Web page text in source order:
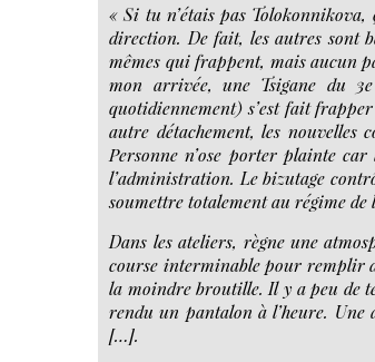
« Si tu n’étais pas
direction. De fait, les autres sont
mêmes qui frappent, mais aucun
mon arrivée, une Tsigane du
quotidiennement) s’est fait
autre détachement, les
Personne n’ose porter plainte
l’administration. Le bizutage
soumettre totalement au régime de
Dans les ateliers, règne une
course interminable pour remplir
la moindre broutille. Il y a peu de
rendu un pantalon à l’heure. Une
[…].